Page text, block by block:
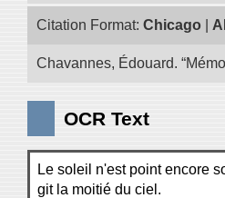
Citation Format: Chicago
Chavannes, Édouard.
OCR Text
Le soleil n'est point encore
git la moitié du ciel.